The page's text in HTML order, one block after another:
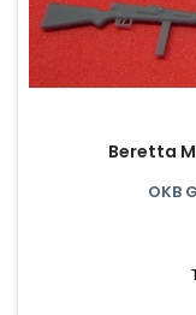
Beretta
OKB